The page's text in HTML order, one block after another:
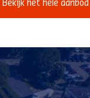
Bekijk het hele aanbod